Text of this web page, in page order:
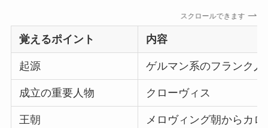
スクロールできます
覚えるポイント 内容
起源 ゲルマン系のフランク人
成立の重要人物 クローヴィス
王朝 メロヴィング朝からカ